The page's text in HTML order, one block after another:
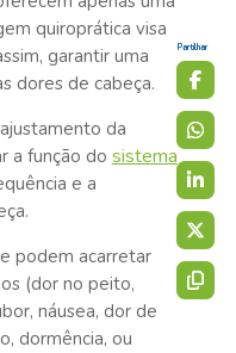
quiroprática visa
garantir uma
dores de cabeça.
da
a função do sistema
e a
podem acarretar
(dor no peito,
náusea, dor de
dormência, ou
Partilhar